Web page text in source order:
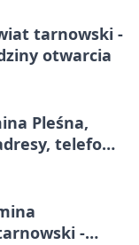
tarnowski -
otwarcia
Pleśna,
telefony,
-